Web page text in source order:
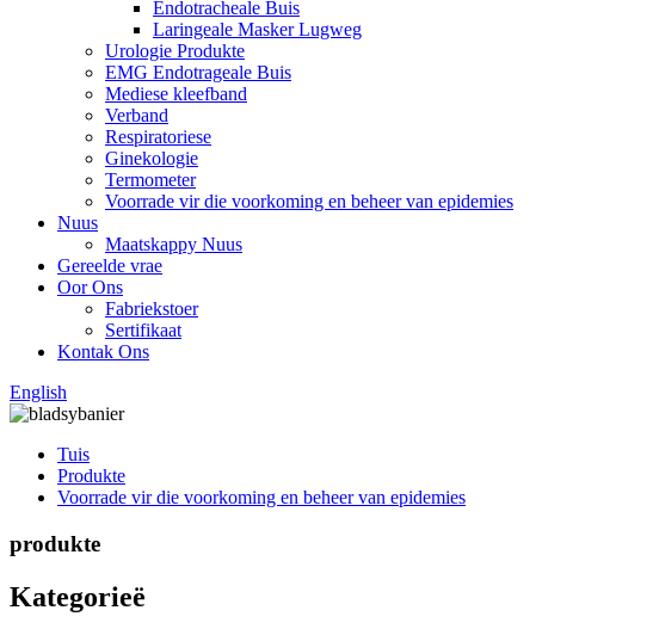
Endotracheale Buis
Laringeale Masker Lugweg
Urologie Produkte
EMG Endotrageale Buis
Mediese kleefband
Verband
Respiratoriese
Ginekologie
Termometer
Voorrade vir die voorkoming en beheer van epidemies
Nuus
Maatskappy Nuus
Gereelde vrae
Oor Ons
Fabriekstoer
Sertifikaat
Kontak Ons
English
Tuis
Produkte
Voorrade vir die voorkoming en beheer van epidemies
produkte
Kategorieë